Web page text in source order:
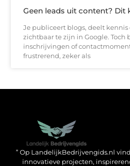
Geen leads uit content? Dit
Je publiceert blogs, deelt
zichtbaar te zijn in Google. Toch
inschrijvingen of
frustrerend, zeker als
” Op LandelijkBedrijvengids.nl
innovatieve projecten,